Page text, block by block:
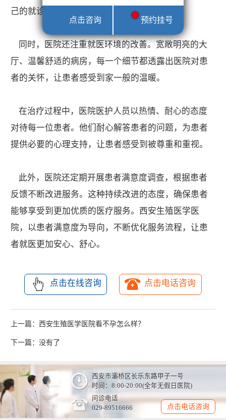
己的就诊时间。
同时，医院还注重就医环境的改善。宽敞明亮的大
厅、温馨舒适的病房，每一个细节都透露出医院对患
者的关怀，让患者感受到家一般的温暖。
在治疗过程中，医院医护人员以热情、耐心的态度
对待每一位患者。他们耐心解答患者的问题，为患者
提供必要的心理支持，让患者感受到被尊重和重视。
此外，医院还定期开展患者满意度调查，根据患者
反馈不断改进服务。这种持续改进的态度，确保患者
能够享受到更加优质的医疗服务。西安生殖医学医
院，以患者满意度为导向，不断优化服务流程，让患
者就医更加安心、舒心。
点击在线咨询 点击电话咨询
上一篇： 西安生殖医学医院看不孕怎么样？
下一篇：没有了
西安市灞桥区长乐东路甲子一号
时间：8:00-20:00(全年无假日医院)
问诊电话
029-89516666
点击电话咨询
点击咨询 预约挂号